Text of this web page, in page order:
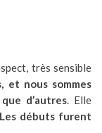
très sensible
et nous sommes
d’autres. Elle
Les débuts furent